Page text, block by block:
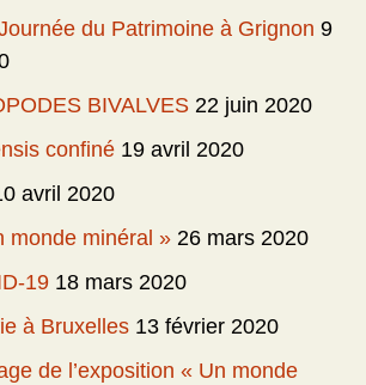
du Patrimoine à Grignon 9
BIVALVES 22 juin 2020
confiné 19 avril 2020
avril 2020
monde minéral » 26 mars 2020
19 18 mars 2020
à Bruxelles 13 février 2020
de l’exposition « Un monde